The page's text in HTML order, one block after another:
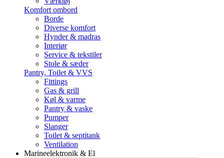
Komfort ombord
Borde
Diverse komfort
Hynder & madras
Interiør
Service & tekstiler
Stole & sæder
Pantry, Toilet & VVS
Fittings
Gas & grill
Køl & varme
Pantry & vaske
Pumper
Slanger
Toilet & septitank
Ventilation
Marineelektronik & El